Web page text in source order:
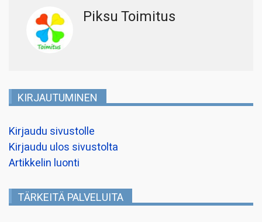
Piksu Toimitus
KIRJAUTUMINEN
Kirjaudu sivustolle
Kirjaudu ulos sivustolta
Artikkelin luonti
TÄRKEITÄ PALVELUITA